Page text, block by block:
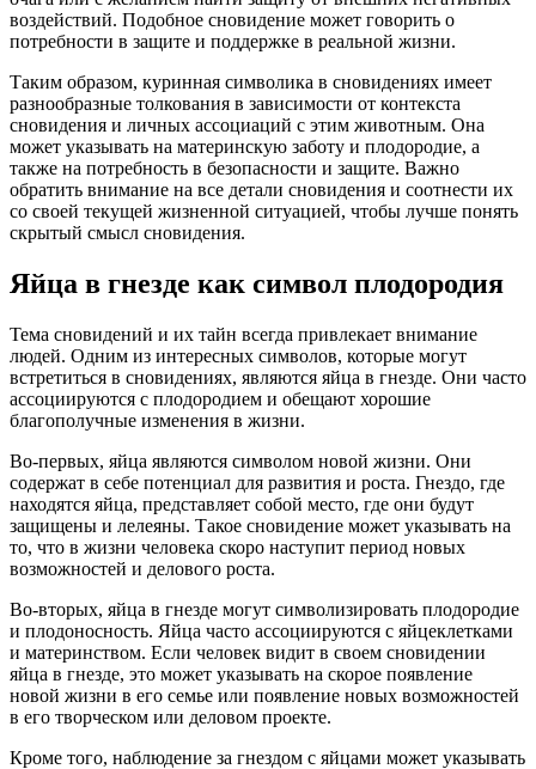
воздействий. Подобное сновидение может говорить о
потребности в защите и поддержке в реальной жизни.
Таким образом, куринная символика в сновидениях имеет
разнообразные толкования в зависимости от контекста
сновидения и личных ассоциаций с этим животным. Она
может указывать на материнскую заботу и плодородие, а
также на потребность в безопасности и защите. Важно
обратить внимание на все детали сновидения и соотнести их
со своей текущей жизненной ситуацией, чтобы лучше понять
скрытый смысл сновидения.
Яйца в гнезде как символ плодородия
Тема сновидений и их тайн всегда привлекает внимание
людей. Одним из интересных символов, которые могут
встретиться в сновидениях, являются яйца в гнезде. Они часто
ассоциируются с плодородием и обещают хорошие
благополучные изменения в жизни.
Во-первых, яйца являются символом новой жизни. Они
содержат в себе потенциал для развития и роста. Гнездо, где
находятся яйца, представляет собой место, где они будут
защищены и лелеяны. Такое сновидение может указывать на
то, что в жизни человека скоро наступит период новых
возможностей и делового роста.
Во-вторых, яйца в гнезде могут символизировать плодородие
и плодоносность. Яйца часто ассоциируются с яйцеклетками
и материнством. Если человек видит в своем сновидении
яйца в гнезде, это может указывать на скорое появление
новой жизни в его семье или появление новых возможностей
в его творческом или деловом проекте.
Кроме того, наблюдение за гнездом с яйцами может указывать